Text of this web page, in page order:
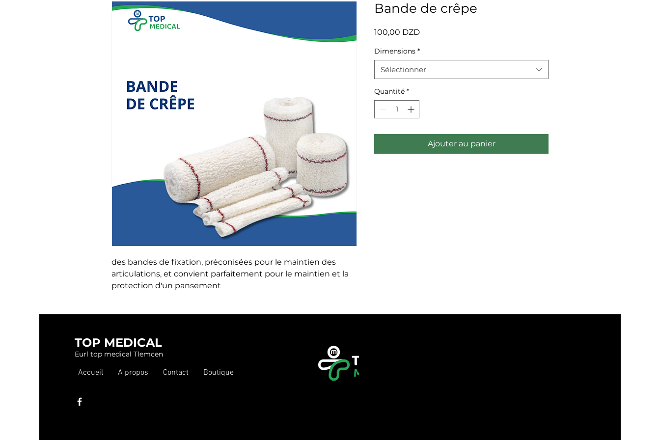
des bandes de fixation, préconisées pour le maintien des
articulations, et convient parfaitement pour le maintien et la
protection d'un pansement
Bande de crêpe
100,00 DZDPrix
Dimensions *
Sélectionner
Quantité *
Ajouter au panier
TOP MEDICAL
Eurl top medical Tlemcen
Accueil A propos Contact Boutique